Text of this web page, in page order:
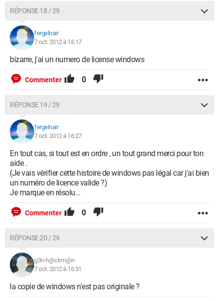
RÉPONSE 18 / 29
fergelnair
7 oct. 2012 à 16:17
bizarre, j'ai un numero de license windows
Commenter 0
RÉPONSE 19 / 29
fergelnair
7 oct. 2012 à 16:27
En tout cas, si tout est en ordre , un tout grand merci pour ton
aide .
(Je vais vérifier cette histoire de windows pas légal car j'ai bien
un numéro de licence valide ?)
Je marque en résolu...
Commenter 0
RÉPONSE 20 / 29
g3n-h@ckm@n
7 oct. 2012 à 16:31
la copie de windows n'est pas originale ?